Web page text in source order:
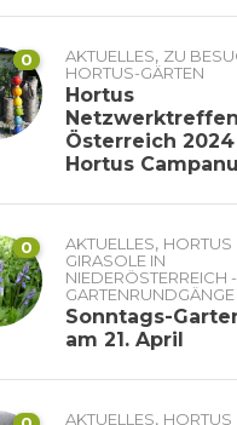
0 AKTUELLES, ZU
HORTUS-GÄRTEN
Hortus
Netzwerktreffen
Österreich
Hortus
0 AKTUELLES, HORTUS
GIRASOLE IN
NIEDERÖSTERREICH -
GARTENRUNDGÄNGE
Sonntags-
am 21. April
AKTUELLES, HORTUS